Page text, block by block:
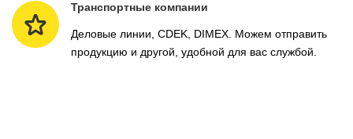
Транспортные компании
Деловые линии, CDEK, DIMEX. Можем отправить
продукцию и другой, удобной для вас службой.